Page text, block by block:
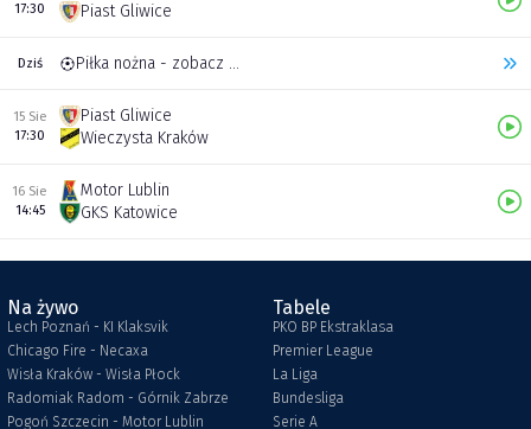
17:30
Piast Gliwice
Dziś Piłka nożna - zobacz inne transmisje
15 Sie
17:30
Piast Gliwice
Wieczysta Kraków
16 Sie
14:45
Motor Lublin
GKS Katowice
Na żywo
Lech Poznań - KI Klaksvik
Chicago Fire - Necaxa
Wisła Kraków - Wisła Płock
Radomiak Radom - Górnik Zabrze
Pogoń Szczecin - Motor Lublin
Tabele
PKO BP Ekstraklasa
Premier League
La Liga
Bundesliga
Serie A